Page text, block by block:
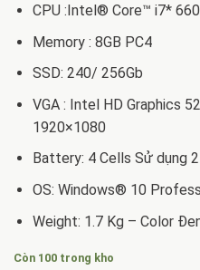
CPU :Intel® Core™ i7*
Memory : 8GB PC4
SSD: 240/ 256Gb
VGA : Intel HD Graphics
1920×1080
Battery: 4 Cells Sử dụng
OS: Windows® 10
Weight: 1.7 Kg – Color
Còn 100 trong kho